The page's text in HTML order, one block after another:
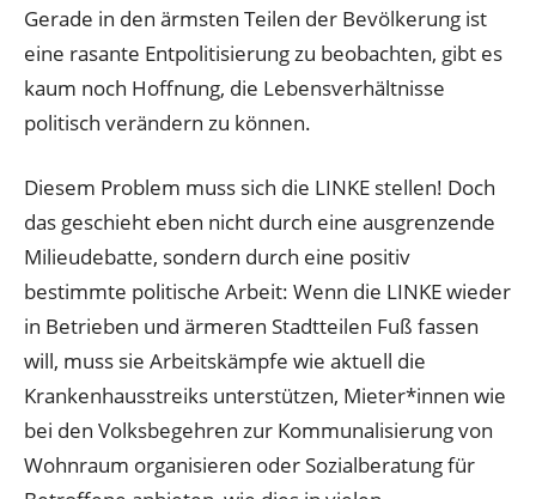
Gerade in den ärmsten Teilen der Bevölkerung ist
eine rasante Entpolitisierung zu beobachten, gibt es
kaum noch Hoffnung, die Lebensverhältnisse
politisch verändern zu können.
Diesem Problem muss sich die LINKE stellen! Doch
das geschieht eben nicht durch eine ausgrenzende
Milieudebatte, sondern durch eine positiv
bestimmte politische Arbeit: Wenn die LINKE wieder
in Betrieben und ärmeren Stadtteilen Fuß fassen
will, muss sie Arbeitskämpfe wie aktuell die
Krankenhausstreiks unterstützen, Mieter*innen wie
bei den Volksbegehren zur Kommunalisierung von
Wohnraum organisieren oder Sozialberatung für